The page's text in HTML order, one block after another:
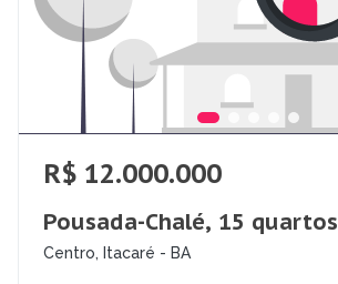
R$ 12.000.000
Pousada-Chalé, 15 quartos
Centro, Itacaré - BA